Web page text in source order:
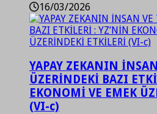
16/03/2026
YAPAY ZEKANIN
ÜZERİNDEKİ BAZI
EKONOMİ VE EMEK
(VI-c)